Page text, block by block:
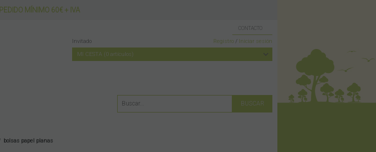
PEDIDO MÍNIMO 60€ + IVA
Invitado Registro / Iniciar sesión
MI CESTA
0 artículos
CONTACTO
bolsas papel planas